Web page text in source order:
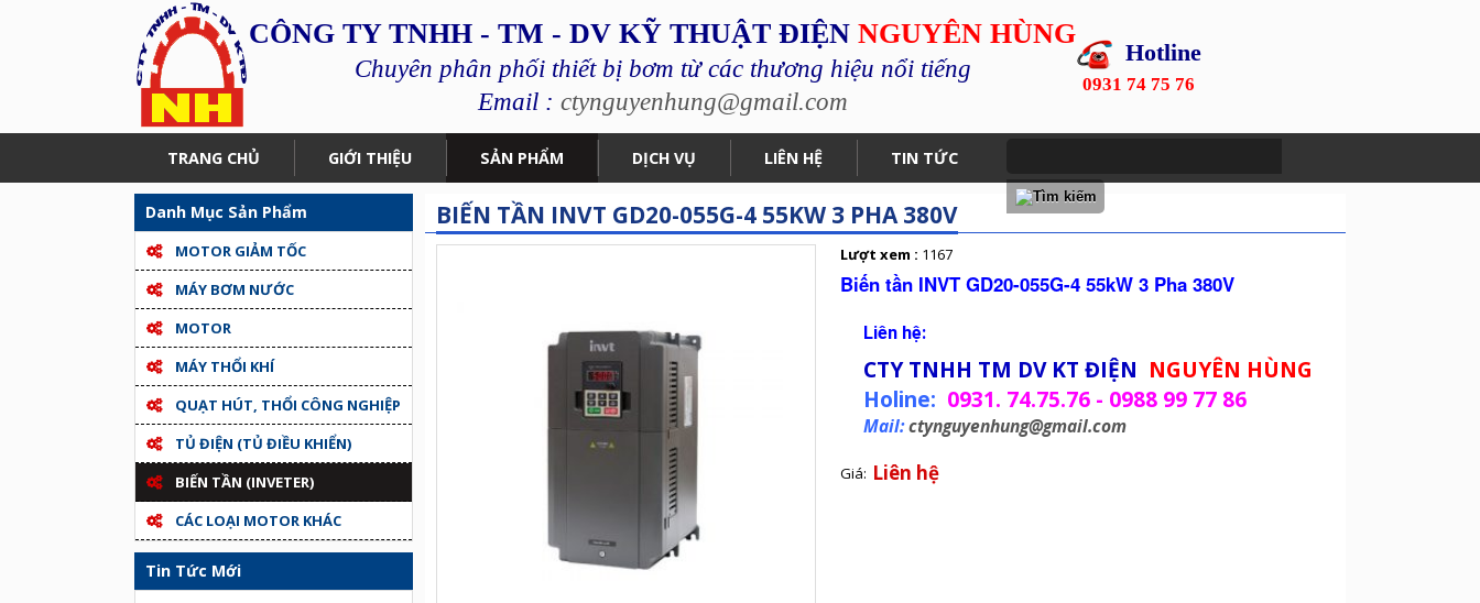
CÔNG TY TNHH - TM - DV KỸ THUẬT ĐIỆN NGUYÊN HÙNG
Chuyên phân phối thiết bị bơm từ các thương hiệu nổi tiếng
Email : ctynguyenhung@gmail.com
Hotline
0931 74 75 76
TRANG CHỦ GIỚI THIỆU SẢN PHẨM DỊCH VỤ LIÊN HỆ TIN TỨC
Danh Mục Sản Phẩm
MOTOR GIẢM TỐC
MÁY BƠM NƯỚC
MOTOR
MÁY THỔI KHÍ
QUẠT HÚT, THỔI CÔNG NGHIỆP
TỦ ĐIỆN (TỦ ĐIỀU KHIỂN)
BIẾN TẦN (INVETER)
CÁC LOẠI MOTOR KHÁC
Tin Tức Mới
BIẾN TẦN INVT GD20-055G-4 55KW 3 PHA 380V
Lượt xem : 1167
Biến tần INVT GD20-055G-4 55kW 3 Pha 380V
Liên hệ:
CTY TNHH TM DV KT ĐIỆN NGUYÊN HÙNG
Holine: 0931. 74.75.76 - 0988 99 77 86
Mail:ctynguyenhung@gmail.com
Giá: Liên hệ